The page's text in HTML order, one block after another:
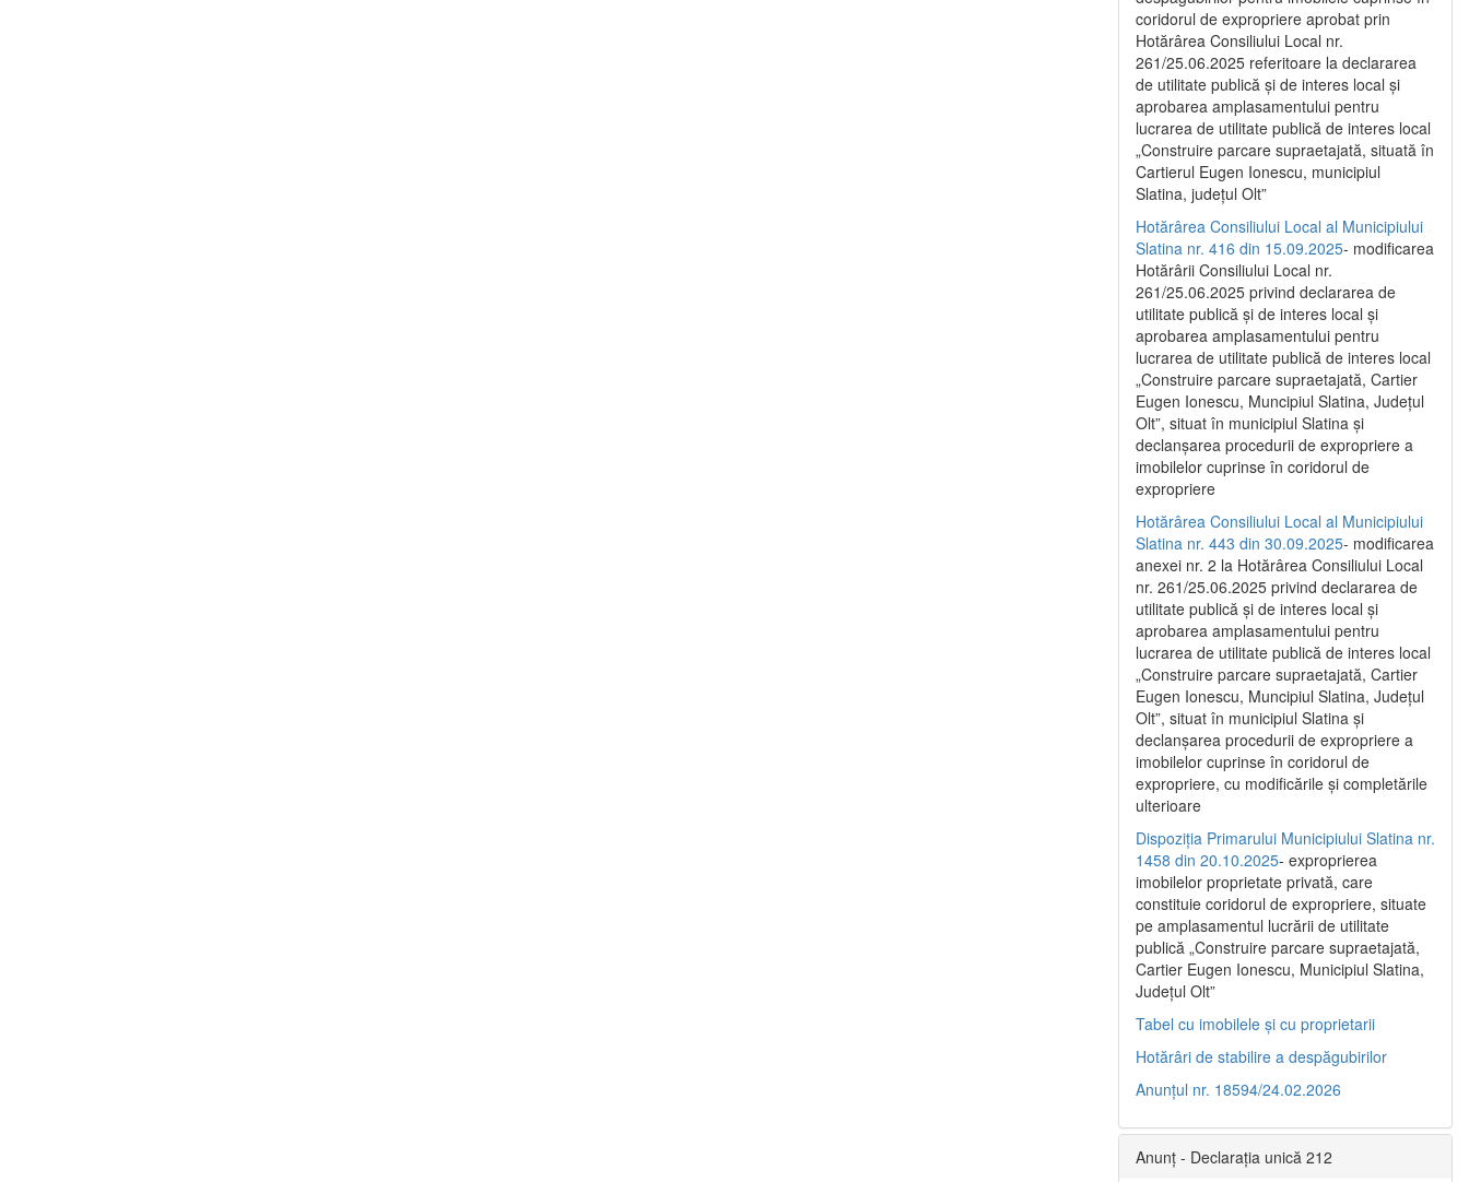
coridorul de expropriere aprobat prin
Hotărârea Consiliului Local nr.
261/25.06.2025 referitoare la declararea
de utilitate publică și de interes local și
aprobarea amplasamentului pentru
lucrarea de utilitate publică de interes local
„Construire parcare supraetajată, situată în
Cartierul Eugen Ionescu, municipiul
Slatina, județul Olt”
Hotărârea Consiliului Local al Municipiului
Slatina nr. 416 din 15.09.2025- modificarea
Hotărârii Consiliului Local nr.
261/25.06.2025 privind declararea de
utilitate publică și de interes local și
aprobarea amplasamentului pentru
lucrarea de utilitate publică de interes local
„Construire parcare supraetajată, Cartier
Eugen Ionescu, Muncipiul Slatina, Județul
Olt”, situat în municipiul Slatina și
declanșarea procedurii de expropriere a
imobilelor cuprinse în coridorul de
expropriere
Hotărârea Consiliului Local al Municipiului
Slatina nr. 443 din 30.09.2025- modificarea
anexei nr. 2 la Hotărârea Consiliului Local
nr. 261/25.06.2025 privind declararea de
utilitate publică şi de interes local şi
aprobarea amplasamentului pentru
lucrarea de utilitate publică de interes local
„Construire parcare supraetajată, Cartier
Eugen Ionescu, Muncipiul Slatina, Judeţul
Olt”, situat în municipiul Slatina şi
declanşarea procedurii de expropriere a
imobilelor cuprinse în coridorul de
expropriere, cu modificările şi completările
ulterioare
Dispoziția Primarului Municipiului Slatina nr.
1458 din 20.10.2025- exproprierea
imobilelor proprietate privată, care
constituie coridorul de expropriere, situate
pe amplasamentul lucrării de utilitate
publică „Construire parcare supraetajată,
Cartier Eugen Ionescu, Municipiul Slatina,
Județul Olt”
Tabel cu imobilele și cu proprietarii
Hotărâri de stabilire a despăgubirilor
Anunțul nr. 18594/24.02.2026
Anunț - Declarația unică 212